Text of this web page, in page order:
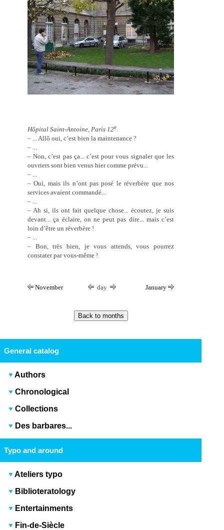
Hôpital Saint-Antoine, Paris 12e.
– ... Allô oui, c’est bien la maintenance ?
– ...
– Non, c’est pas ça... c’est pour vous signaler que les
ouvriers sont bien venus hier comme prévu...
– ...
– Oui, mais ils n’ont pas posé le réverbère que nos
services avaient commandé...
– ...
– Ah si, ils ont fait quelque chose... écoutez, je suis
devant... ça éclaire, on ne peut pas dire... mais c’est
loin d’être un réverbère !
– ...
– Bon, très bien, je vous attends, vous pourrez
constater par vous-même !
November day January
General catalog
Authors
Chronological
Collections
Des barbares...
Typo and around
Ateliers typo
Biblioteratology
Entertainments
Fin-de-Siècle